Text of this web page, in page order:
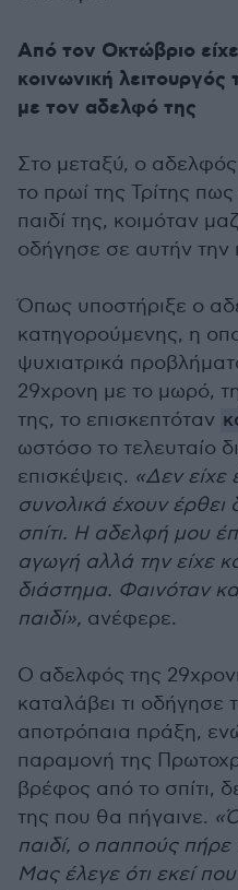
Από τον Οκτώβριο
κοινωνική
με τον αδελφό της
Στο μεταξύ, ο
το πρωί της Τρίτης
παιδί της, κοιμόταν
οδήγησε σε αυτήν την
Όπως υποστήριξε ο
κατηγορούμενης, η
ψυχιατρικά
29χρονη με το μωρό,
της, το επισκεπτόταν
ωστόσο το τελευταίο
επισκέψεις. «Δεν είχε
συνολικά έχουν έρθει
σπίτι. Η αδελφή μου
αγωγή αλλά την είχε
διάστημα. Φαινόταν
παιδί», ανέφερε.
Ο αδελφός της
καταλάβει τι οδήγησε
αποτρόπαια πράξη,
παραμονή της
βρέφος από το σπίτι,
της που θα πήγαινε.
παιδί, ο παππούς
Μας έλεγε ότι εκεί